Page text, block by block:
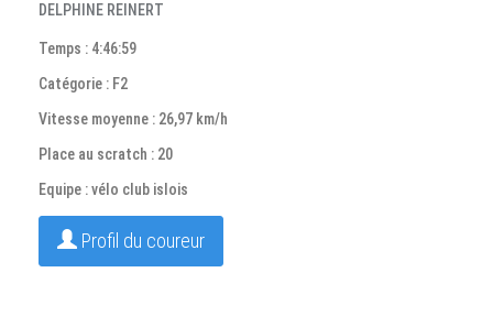
DELPHINE REINERT
Temps : 4:46:59
Catégorie : F2
Vitesse moyenne : 26,97 km/h
Place au scratch : 20
Equipe : vélo club islois
Profil du coureur